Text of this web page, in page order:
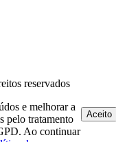
reservados
e melhorar a
pelo tratamento
Ao continuar
Aceito